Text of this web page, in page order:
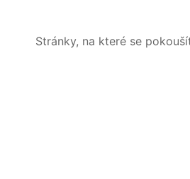
Stránky, na které se